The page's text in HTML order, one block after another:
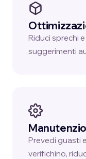
Riduci sprechi
suggerimenti
Prevedi guasti
verifichino,